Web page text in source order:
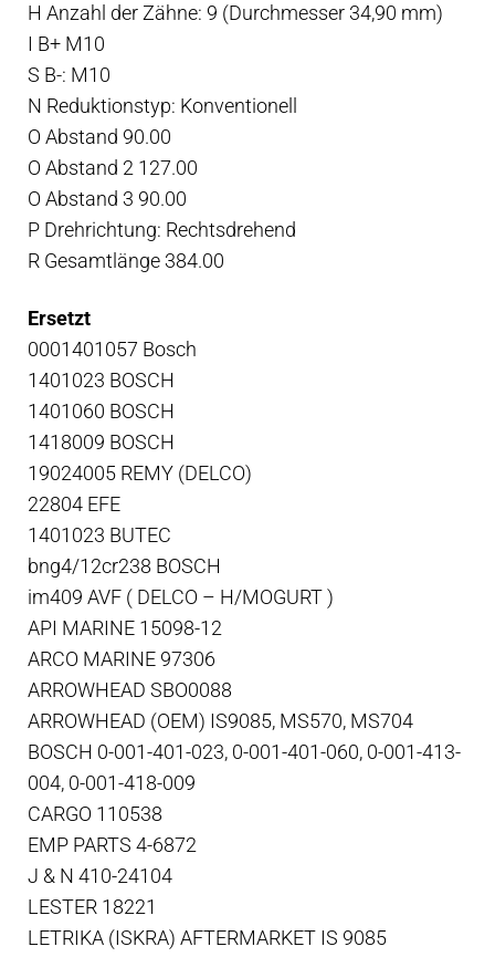
H Anzahl der Zähne: 9 (Durchmesser 34,90 mm)
I B+ M10
S B-: M10
N Reduktionstyp: Konventionell
O Abstand 90.00
O Abstand 2 127.00
O Abstand 3 90.00
P Drehrichtung: Rechtsdrehend
R Gesamtlänge 384.00
Ersetzt
0001401057 Bosch
1401023 BOSCH
1401060 BOSCH
1418009 BOSCH
19024005 REMY (DELCO)
22804 EFE
1401023 BUTEC
bng4/12cr238 BOSCH
im409 AVF ( DELCO – H/MOGURT )
API MARINE 15098-12
ARCO MARINE 97306
ARROWHEAD SBO0088
ARROWHEAD (OEM) IS9085, MS570, MS704
BOSCH 0-001-401-023, 0-001-401-060, 0-001-413-
004, 0-001-418-009
CARGO 110538
EMP PARTS 4-6872
J & N 410-24104
LESTER 18221
LETRIKA (ISKRA) AFTERMARKET IS 9085